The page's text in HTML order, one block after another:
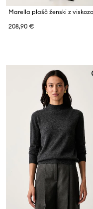
208,90 €